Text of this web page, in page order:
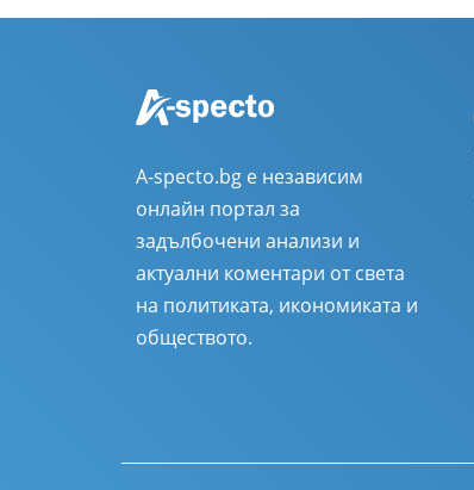
A-specto.bg е независим
онлайн портал за
задълбочени анализи и
актуални коментари от света
на политиката, икономиката и
обществото.